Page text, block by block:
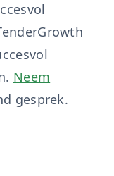
Neem
gesprek.